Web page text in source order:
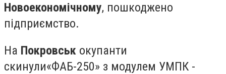
Новоекономічному, пошкоджено
підприємство.
На Покровськ окупанти
скинули«ФАБ-250» з модулем УМПК -